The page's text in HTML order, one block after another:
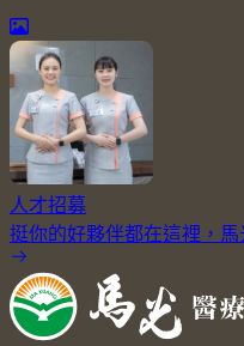
人才招募
挺你的好夥伴都在這裡，馬